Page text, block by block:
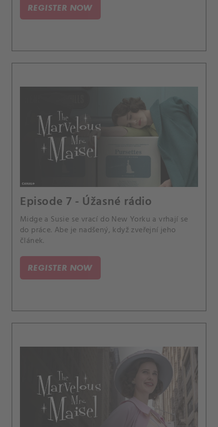
REGISTER NOW
Episode 7 - Úžasné rádio
Midge a Susie se vrací do New Yorku a vrhají se
do práce. Abe je nadšený, když zveřejní jeho
článek.
REGISTER NOW